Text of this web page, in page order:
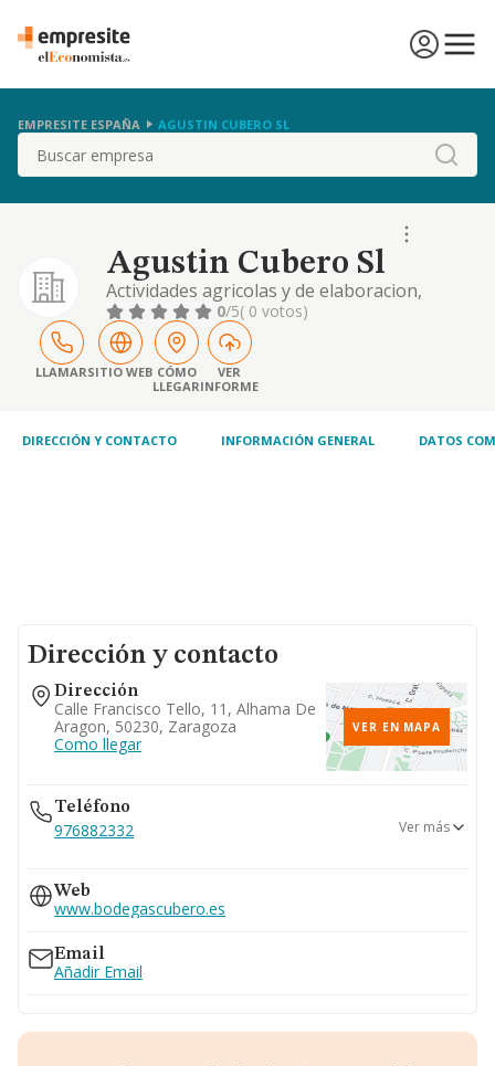
EMPRESITE ESPAÑA AGUSTIN CUBERO SL
Buscar
Agustin Cubero Sl
Actividades agricolas y de elaboracion,
tratamiento y embotellado y crianza del vino
y derivados, asi como su comercializacion,
compra y venta, exportacion y publicidad.
0/5( 0 votos)
LLAMARSITIO WEB CÓMO
LLEGAR
VER
INFORME
DIRECCIÓN Y CONTACTO INFORMACIÓN GENERAL DATOS
Dirección y contacto
Dirección
Calle Francisco Tello, 11, Alhama De
Aragon, 50230, Zaragoza
Como llegar
VER EN MAPA
Teléfono
976882332
976210985
876280770
976886606
Ver más
Web
www.bodegascubero.es
Email
Añadir Email